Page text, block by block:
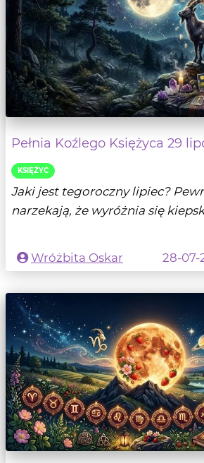
Pełnia Koźlego Księżyca 29
KSIĘŻYC
Jaki jest tegoroczny lipiec?
narzekają, że wyróżnia się
Wróżbita Oskar
28-07-